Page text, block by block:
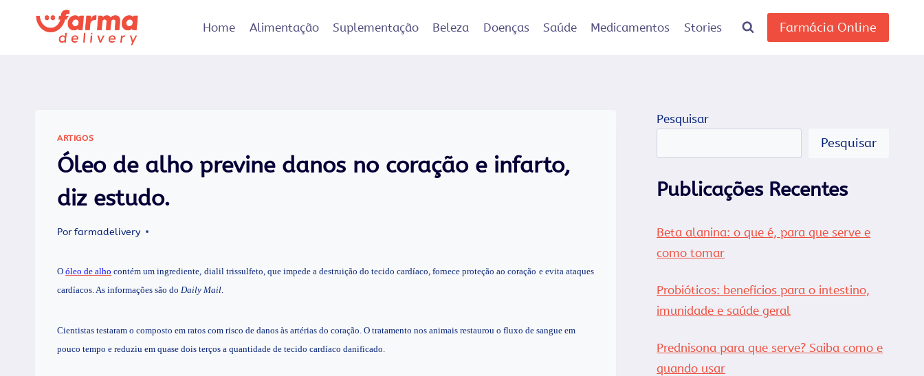
Home Alimentação Suplementação Beleza Doenças Saúde Medicamentos Stories Farmácia Online
ARTIGOS
Óleo de alho previne danos no coração e infarto,
diz estudo.
Porfarmadelivery
Oóleo de alho contém um ingrediente, dialil trissulfeto, que impede a destruição do tecido cardíaco, fornece proteção ao coração e evita ataques
cardíacos. As informações são do Daily Mail
Cientistas testaram o composto em ratos com risco de danos às artérias do coração. O tratamento nos animais restaurou o fluxo de sangue em
pouco tempo e reduziu em quase dois terços a quantidade de tecido cardíaco danificado.
Pesquisar
Pesquisar
Publicações Recentes
Beta alanina: o que é, para que serve e
como tomar
Probióticos: benefícios para o intestino,
imunidade e saúde geral
Prednisona para que serve? Saiba como e
quando usar